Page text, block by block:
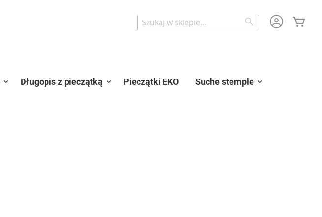
Wyszukaj
Długopis z pieczątką Pieczątki EKO
Suche stemple